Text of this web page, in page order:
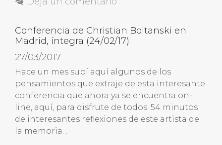
Conferencia de Christian Boltanski en
Madrid, íntegra (24/02/17)
27/03/2017
Hace un mes subí aquí algunos de los
pensamientos que extraje de esta interesante
conferencia que ahora ya se encuentra on-
line, aquí, para disfrute de todos. 54 minutos
de interesantes reflexiones de este artista de
la memoria. .